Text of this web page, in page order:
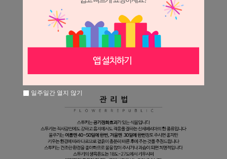
일주일간 열지 않기